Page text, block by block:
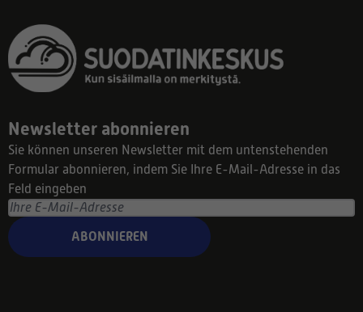
Newsletter abonnieren
Sie können unseren Newsletter mit dem untenstehenden
Formular abonnieren, indem Sie Ihre E-Mail-Adresse in das
Feld eingeben
ABONNIEREN